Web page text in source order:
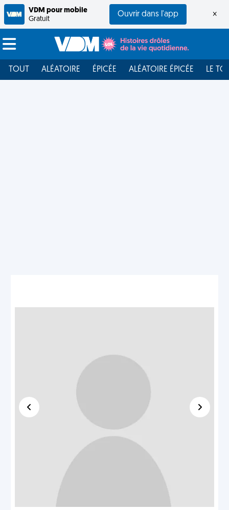
VDM pour mobile
Gratuit
Ouvrir dans l'app ×
TOUT ALÉATOIRE ÉPICÉE ALÉATOIRE ÉPICÉE LE